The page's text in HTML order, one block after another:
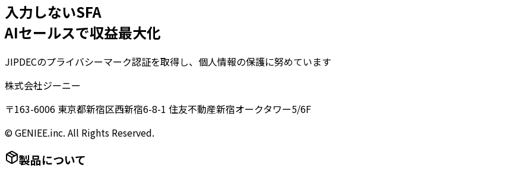
入力しないSFA
AIセールスで収益最大化
JIPDECのプライバシーマーク認証を取得し、個人情報の保護に努めています
株式会社ジーニー
〒163-6006 東京都新宿区西新宿6-8-1 住友不動産新宿オークタワー5/6F
© GENIEE.inc. All Rights Reserved.
製品について